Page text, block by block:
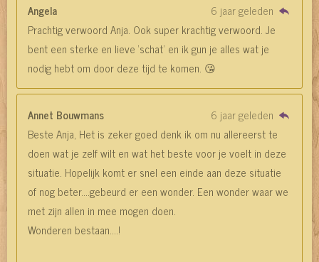
Angela
6 jaar geleden
Prachtig verwoord Anja. Ook super krachtig verwoord. Je
bent een sterke en lieve ‘schat’ en ik gun je alles wat je
nodig hebt om door deze tijd te komen. 😘
Annet Bouwmans
6 jaar geleden
Beste Anja, Het is zeker goed denk ik om nu allereerst te
doen wat je zelf wilt en wat het beste voor je voelt in deze
situatie. Hopelijk komt er snel een einde aan deze situatie
of nog beter....gebeurd er een wonder. Een wonder waar we
met zijn allen in mee mogen doen.
Wonderen bestaan....!